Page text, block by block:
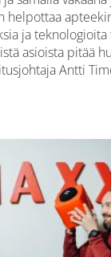
helpottaa
ja
asioista pitää
Antti